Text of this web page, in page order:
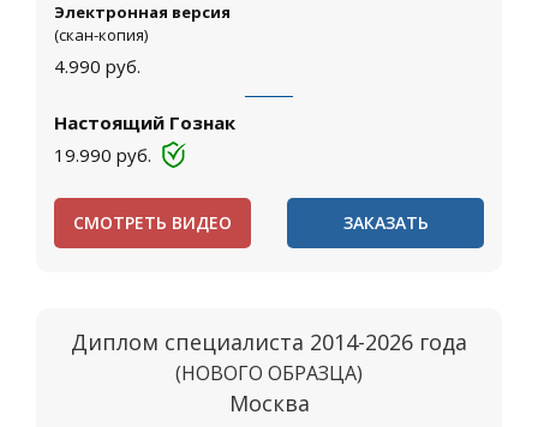
Электронная версия
(скан-копия)
4.990 руб.
Настоящий Гознак
19.990 руб.
СМОТРЕТЬ ВИДЕО ЗАКАЗАТЬ
Диплом специалиста 2014-2026 года
(НОВОГО ОБРАЗЦА)
Москва